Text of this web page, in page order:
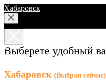
Хабаровск
Выберете удобный
Хабаровск (Выбран сейчас)